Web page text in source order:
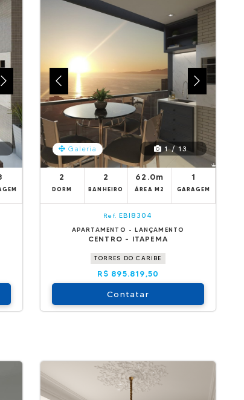
Galeria 1 / 13
2
DORM
2
BANHEIRO
62.0m
ÁREA M2
1
GARAGEM
Ref. EBI8304
APARTAMENTO - LANÇAMENTO
CENTRO - ITAPEMA
TORRES DO CARIBE
R$ 895.819,50
Contatar